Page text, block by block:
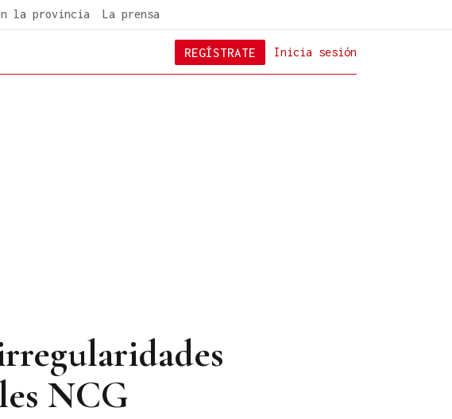
la provincia La prensa
Inicia sesión
REGÍSTRATE
NCG